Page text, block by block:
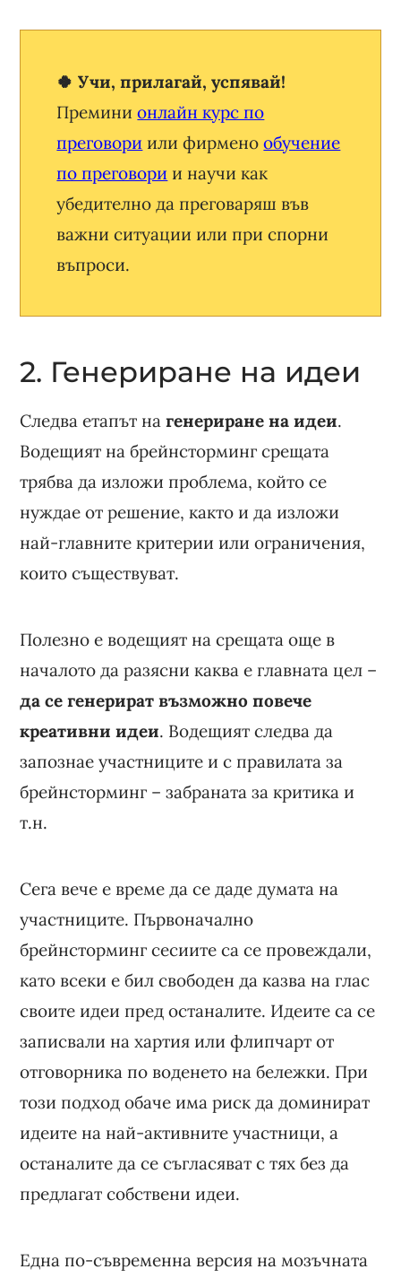
🍀 Учи, прилагай, успявай!
Преминионлайн курс по
преговори или фирменообучение
по преговори и научи как
убедително да преговаряш във
важни ситуации или при спорни
въпроси.
2. Генериране на идеи
Следва етапът нагенериране на идеи.
Водещият на брейнсторминг срещата
трябва да изложи проблема, който се
нуждае от решение, както и да изложи
най-главните критерии или ограничения,
които съществуват.
Полезно е водещият на срещата още в
началото да разясни каква е главната цел –
да се генерират възможно повече
креативни идеи. Водещият следва да
запознае участниците и с правилата за
брейнсторминг – забраната за критика и
т.н.
Сега вече е време да се даде думата на
участниците. Първоначално
брейнсторминг сесиите са се провеждали,
като всеки е бил свободен да казва на глас
своите идеи пред останалите. Идеите са се
записвали на хартия или флипчарт от
отговорника по воденето на бележки. При
този подход обаче има риск да доминират
идеите на най-активните участници, а
останалите да се съгласяват с тях без да
предлагат собствени идеи.
Една по-съвременна версия на мозъчната